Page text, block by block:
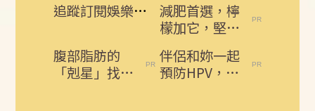
追蹤訂閱娛樂星聞 給你最即時的娛樂星鮮事
減肥首選，檸
檬加它，堅持
一週，腰細
了，瘦到你懷
疑人生
腹部脂肪的
「剋星」找到
伴侶和妳一起
預防HPV，才